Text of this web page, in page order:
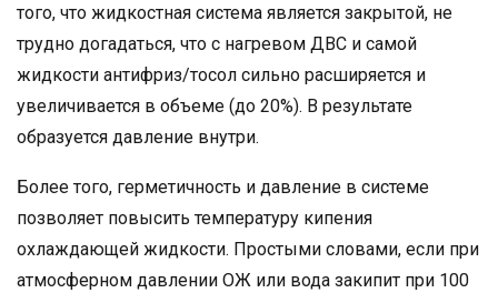
того, что жидкостная система является закрытой, не
трудно догадаться, что с нагревом ДВС и самой
жидкости антифриз/тосол сильно расширяется и
увеличивается в объеме (до 20%). В результате
образуется давление внутри.
Более того, герметичность и давление в системе
позволяет повысить температуру кипения
охлаждающей жидкости. Простыми словами, если при
атмосферном давлении ОЖ или вода закипит при 100